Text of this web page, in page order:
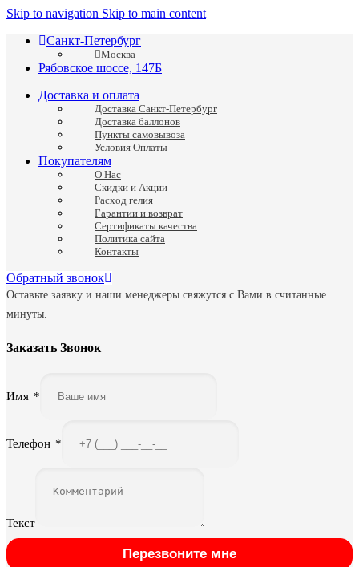
Skip to navigation Skip to main content
Санкт-Петербург
Москва
Рябовское шоссе, 147Б
Доставка и оплата
Доставка Санкт-Петербург
Доставка баллонов
Пункты самовывоза
Условия Оплаты
Покупателям
О Нас
Скидки и Акции
Расход гелия
Гарантии и возврат
Сертификаты качества
Политика сайта
Контакты
Обратный звонок
Оставьте заявку и наши менеджеры свяжутся с Вами в считанные
минуты.
Заказать Звонок
Имя *
Телефон *
Текст
Перезвоните мне